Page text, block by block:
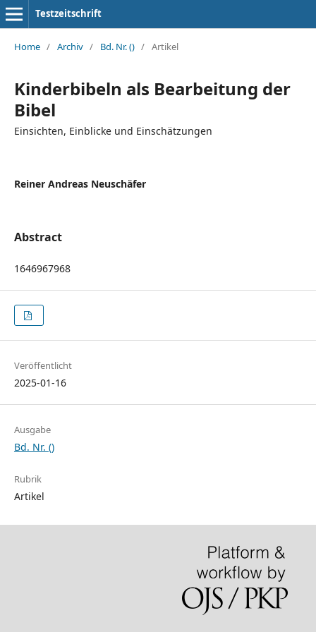
Testzeitschrift
Home / Archiv / Bd. Nr. () / Artikel
Kinderbibeln als Bearbeitung der
Bibel
Einsichten, Einblicke und Einschätzungen
Reiner Andreas Neuschäfer
Abstract
1646967968
Veröffentlicht
2025-01-16
Ausgabe
Bd. Nr. ()
Rubrik
Artikel